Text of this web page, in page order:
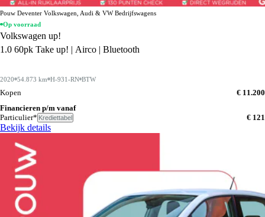
Pouw Deventer Volkswagen, Audi & VW Bedrijfswagens
Op voorraad
Volkswagen up!
1.0 60pk Take up! | Airco | Bluetooth
2020 54.873 km H-931-RN BTW
Kopen
€ 11.200
Financieren p/m vanaf
Particulier* Krediettabel € 121
Bekijk details